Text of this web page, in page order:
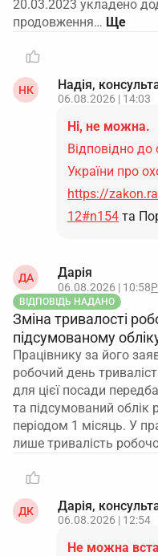
20.03.2023 укладено
продовження…
НК Надія,
06.08.2026 | 14:03
Ні, не можна.
Відповідно
України про
https://
12#n154 та
ДА Дарія
06.08.2026 | 10:58
ВІДПОВІДЬ НАДАНО
Зміна тривалості
підсумованому
Працівнику за його
робочий день
для цієї посади
та підсумований облік
періодом 1 місяць. У
лише тривалість
ДК Дарія,
06.08.2026 | 12:54
Не можна